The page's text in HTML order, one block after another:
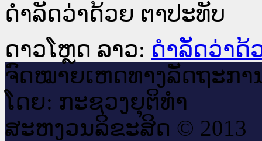
ດຳລັດວ່າດ້ວຍ ຕາປະທັບ
ດາວໂຫຼດ ລາວ: ດຳລັດວ່າດ້
ຈົດ​ໝາຍ​ເຫດ​ທາງ​ລັດ​ຖະ​ກາ
ໂດຍ: ກະ​ຊວງຍຸ​ຕິ​ທຳ
ສະ​ຫງວນ​ລິ​ຂະ​ສິດ © 2013